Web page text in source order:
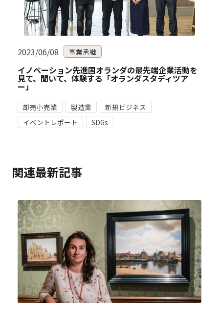
2023/06/08 事業承継
イノベーション先進国オランダの最先端企業活動を
見て、聞いて、体験する「オランダスタディツア
ー」
卸売小売業 製造業
新規ビジネス
イベントレポート
SDGs
関連最新記事